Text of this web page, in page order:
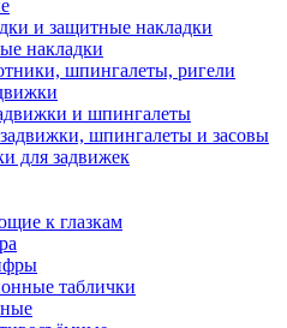
и защитные накладки
накладки
шпингалеты, ригели
и шпингалеты
шпингалеты и засовы
для задвижек
к глазкам
таблички